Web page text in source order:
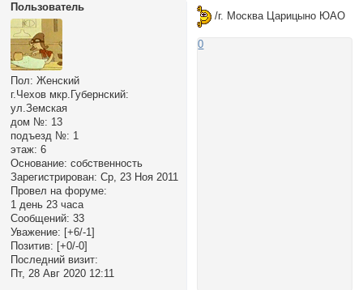
Пользователь
Пол: Женский
г.Чехов мкр.Губернский:
ул.Земская
дом №: 13
подъезд №: 1
этаж: 6
Основание: собственность
Зарегистрирован: Ср, 23 Ноя 2011
Провел на форуме:
1 день 23 часа
Сообщений: 33
Уважение: [+6/-1]
Позитив: [+0/-0]
Последний визит:
Пт, 28 Авг 2020 12:11
/г. Москва Царицыно ЮАО
0